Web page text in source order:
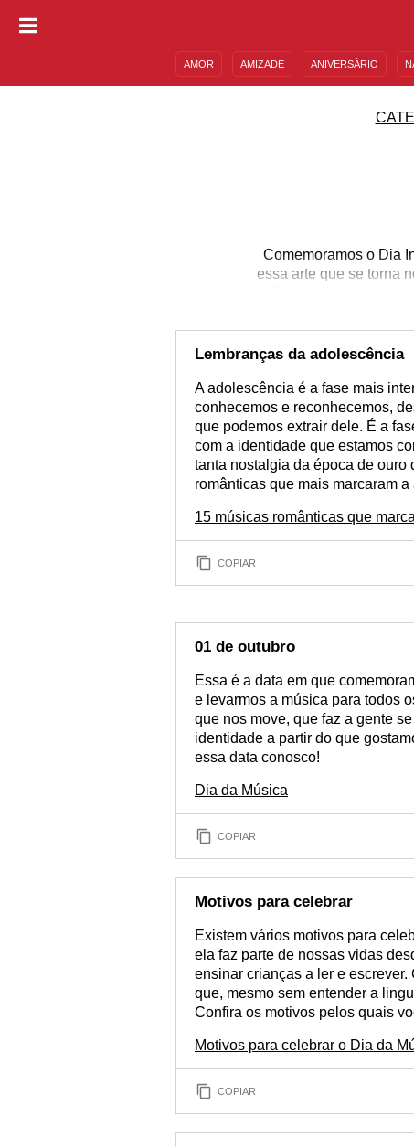
AMOR AMIZADE ANIVERSÁRIO
Comemoramos o Dia
essa arte que se torna
música, o humor e os
para dormir, estudar, e
para
Lembranças da adolescência
A adolescência é a fase mais
conhecemos e reconhecemos,
que podemos extrair dele. É a
com a identidade que estamos
tanta nostalgia da época de
românticas que mais marcaram
15 músicas românticas que
COPIAR
01 de outubro
Essa é a data em que
e levarmos a música para todos
que nos move, que faz a gente
identidade a partir do que
essa data conosco!
Dia da Música
COPIAR
Motivos para celebrar
Existem vários motivos para
ela faz parte de nossas vidas
ensinar crianças a ler e
que, mesmo sem entender a
Confira os motivos pelos quais
Motivos para celebrar o Dia da
COPIAR